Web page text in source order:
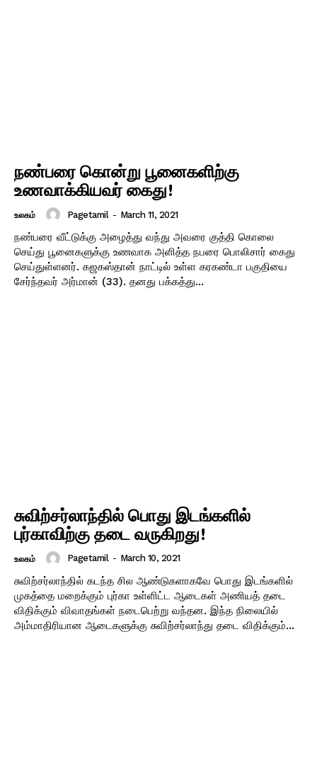
நண்பரை கொன்று பூனைகளிற்கு
உணவாக்கியவர் கைது!
உலகம் Pagetamil - March 11, 2021
நண்பரை வீட்டுக்கு அழைத்து வந்து அவரை குத்தி கொலை
செய்து பூனைகளுக்கு உணவாக அளித்த நபரை பொலிசார் கைது
செய்துள்ளனர். கஜகஸ்தான் நாட்டில் உள்ள கரகண்டா பகுதியை
சேர்ந்தவர் அர்மான் (33). தனது பக்கத்து...
சுவிற்சர்லாந்தில் பொது இடங்களில்
புர்காவிற்கு தடை வருகிறது!
உலகம் Pagetamil - March 10, 2021
சுவிற்சர்லாந்தில் கடந்த சில ஆண்டுகளாகவே பொது இடங்களில்
முகத்தை மறைக்கும் புர்கா உள்ளிட்ட ஆடைகள் அணியத் தடை
விதிக்கும் விவாதங்கள் நடைபெற்று வந்தன. இந்த நிலையில்
அம்மாதிரியான ஆடைகளுக்கு சுவிற்சர்லாந்து தடை விதிக்கும்...